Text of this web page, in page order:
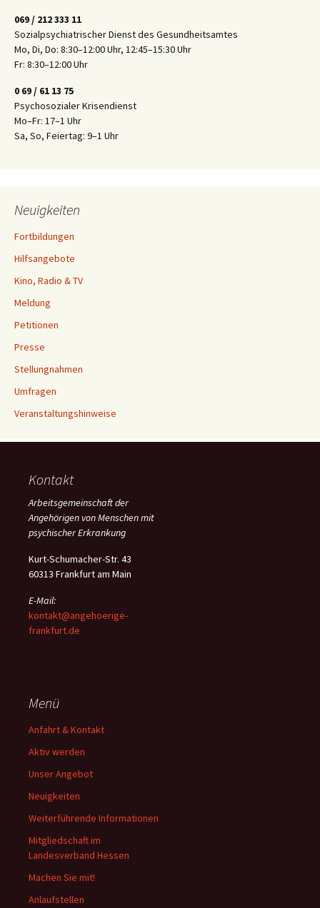
069 / 212 333 11
Sozialpsychiatrischer Dienst des Gesundheitsamtes
Mo, Di, Do: 8:30–12:00 Uhr, 12:45–15:30 Uhr
Fr: 8:30–12:00 Uhr
0 69 / 61 13 75
Psychosozialer Krisendienst
Mo–Fr: 17–1 Uhr
Sa, So, Feiertag: 9–1 Uhr
Neuigkeiten
Fortbildungen
Hilfsangebote
Kino, Radio & TV
Meldung
Petitionen
Presse
Stellungnahmen
Umfragen
Veranstaltungshinweise
Kontakt
Arbeitsgemeinschaft der
Angehörigen von Menschen mit
psychischer Erkrankung
Kurt-Schumacher-Str. 43
60313 Frankfurt am Main
E-Mail:
kontakt@angehoerige-
frankfurt.de
Menü
Anfahrt & Kontakt
Aktiv werden
Unser Angebot
Neuigkeiten
Weiterführende Informationen
Mitgliedschaft im
Landesverband Hessen
Machen Sie mit!
Anlaufstellen